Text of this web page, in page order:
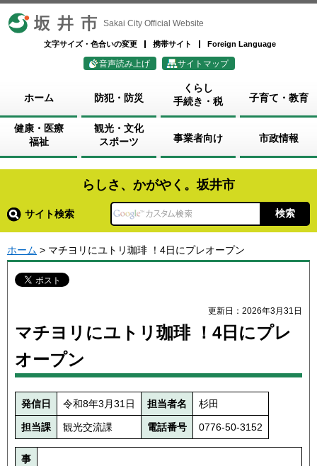
坂井市 Sakai City Official Website
文字サイズ・色合いの変更 携帯サイト Foreign Language
音声読み上げ サイトマップ
ホーム 防犯・防災
くらし
手続き・税
子育て・教育
健康・医療
福祉
観光・文化
スポーツ
事業者向け 市政情報
らしさ、かがやく。坂井市
サイト検索
ホーム > マチヨリにユトリ珈琲 ！4日にプレオープン
更新日：2026年3月31日
マチヨリにユトリ珈琲 ！4日にプレ
オープン
発信日 令和8年3月31日 担当者名 杉田
担当課 観光交流課 電話番号 0776-50-3152
事